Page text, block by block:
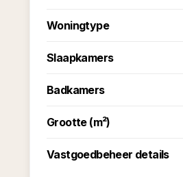
Woningtype
Slaapkamers
Badkamers
Grootte (m²)
Vastgoedbeheer details